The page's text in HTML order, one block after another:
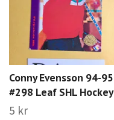
Conny Evensson 94-95
#298 Leaf SHL Hockey
5 kr